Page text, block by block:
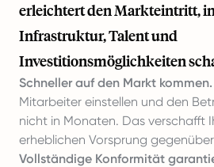
erleichtert den Markteintritt,
Infrastruktur, Talent und
Investitionsmöglichkeiten
Schneller auf den Markt kommen.
Mitarbeiter einstellen und den
nicht in Monaten. Das verschafft
erheblichen Vorsprung
Vollständige Konformität